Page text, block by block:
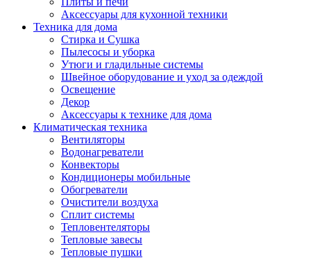
Аксессуары для кухонной техники
Техника для дома
Стирка и Сушка
Пылесосы и уборка
Утюги и гладильные системы
Швейное оборудование и уход за одеждой
Освещение
Декор
Аксессуары к технике для дома
Климатическая техника
Вентиляторы
Водонагреватели
Конвекторы
Кондиционеры мобильные
Обогреватели
Очистители воздуха
Сплит системы
Тепловентеляторы
Тепловые завесы
Тепловые пушки